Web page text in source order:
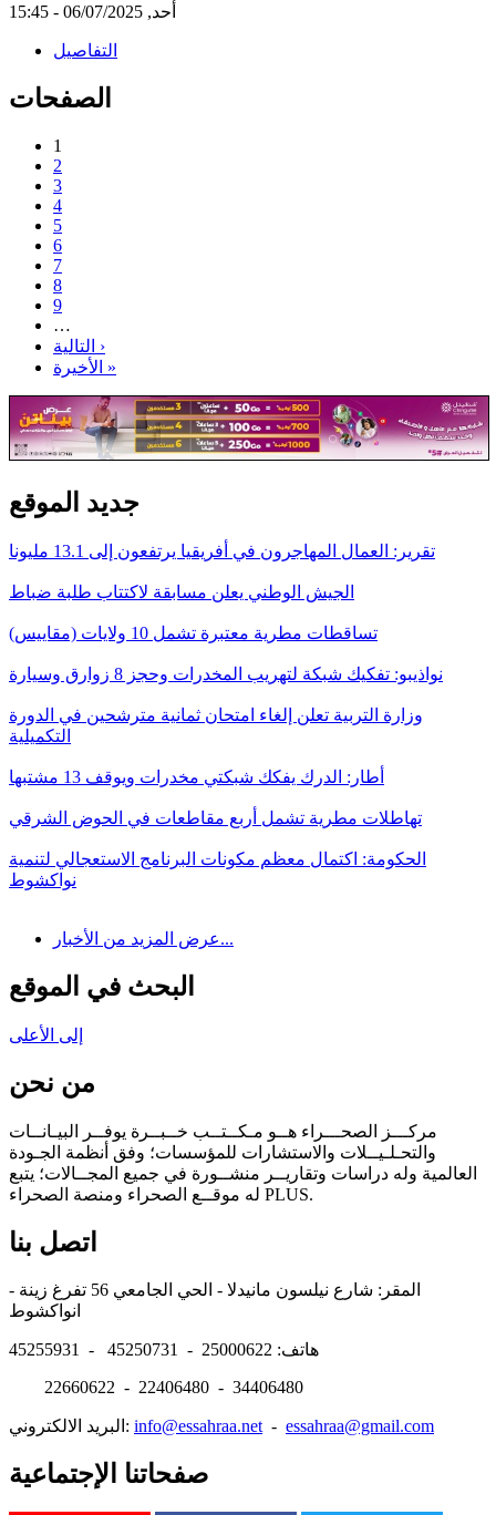
أحد, 06/07/2025 - 15:45
التفاصيل
الصفحات
1
2
3
4
5
6
7
8
9
…
التالية ›
الأخيرة »
جديد الموقع
تقرير: العمال المهاجرون في أفريقيا يرتفعون إلى 13.1 مليونا
الجيش الوطني يعلن مسابقة لاكتتاب طلبة ضباط
تساقطات مطرية معتبرة تشمل 10 ولايات (مقاييس)
نواذيبو: تفكيك شبكة لتهريب المخدرات وحجز 8 زوارق وسيارة
وزارة التربية تعلن إلغاء امتحان ثمانية مترشحين في الدورة
التكميلية
أطار: الدرك يفكك شبكتي مخدرات ويوقف 13 مشتبها
تهاطلات مطرية تشمل أربع مقاطعات في الحوض الشرقي
الحكومة: اكتمال معظم مكونات البرنامج الاستعجالي لتنمية
نواكشوط
عرض المزيد من الأخبار...
البحث في الموقع
إلى الأعلى
من نحن
مركـــز الصحـــراء هــو مـكــتــب خــبــرة يوفــر البيـانــات
والتحـلـيــلات والاستشارات للمؤسسات؛ وفق أنظمة الجـودة
العالمية وله دراسات وتقاريــر منشــورة في جميع المجــالات؛ يتبع
له موقــع الصحراء ومنصة الصحراء PLUS.
اتصل بنا
المقر: شارع نيلسون مانيدلا - الحي الجامعي 56 تفرغ زينة -
هاتف: 25000622 - 45250731 - 45255931
22660622 - 22406480 - 34406480
البريد الالكتروني: info@essahraa.net- essahraa@gmail.com
صفحاتنا الإجتماعية